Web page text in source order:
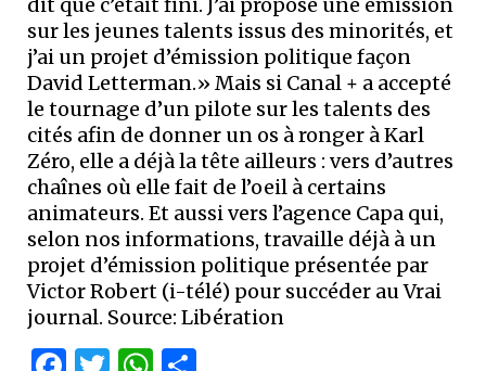
sur les jeunes talents issus des minorités, et
j’ai un projet d’émission politique façon
David Letterman.» Mais si Canal + a accepté
le tournage d’un pilote sur les talents des
cités afin de donner un os à ronger à Karl
Zéro, elle a déjà la tête ailleurs : vers d’autres
chaînes où elle fait de l’oeil à certains
animateurs. Et aussi vers l’agence Capa qui,
selon nos informations, travaille déjà à un
projet d’émission politique présentée par
Victor Robert (i-télé) pour succéder au Vrai
journal. Source: Libération